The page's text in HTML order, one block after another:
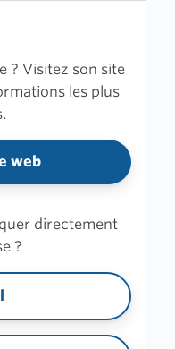
? Visitez son site
les plus
web
directement
?